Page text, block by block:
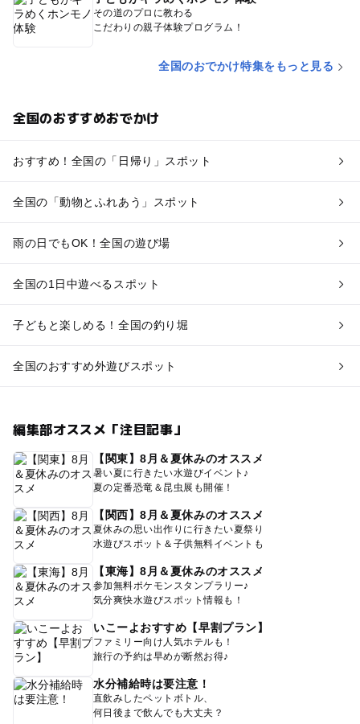
その道のプロに教わる
こだわりの親子体験プログラム！
全国のおでかけ特集をもっと見る
全国のおすすめおでかけ
おすすめ！全国の「日帰り」スポット
全国の「動物とふれあう」スポット
雨の日でもOK！全国の遊び場
全国の1日中遊べるスポット
子どもと楽しめる！全国の釣り堀
全国のおすすめ外遊びスポット
編集部オススメ「注目記事」
【関東】8月＆夏休みのオススメ
暑い夏に行きたい水遊びイベント♪
夏の定番恐竜＆昆虫展も開催！
【関西】8月＆夏休みのオススメ
夏休みの思い出作りに行きたい夏祭り
水遊びスポット＆子供無料イベントも
【東海】8月＆夏休みのオススメ
参加無料ポケモンスタンプラリー♪
気分爽快水遊びスポット情報も！
いこーよおすすめ【早割プラン】
ファミリー向け人気ホテルも！
旅行の予約は早めが断然お得♪
水分補給時は要注意！
直飲みしたペットボトル、
何日後まで飲んでも大丈夫？